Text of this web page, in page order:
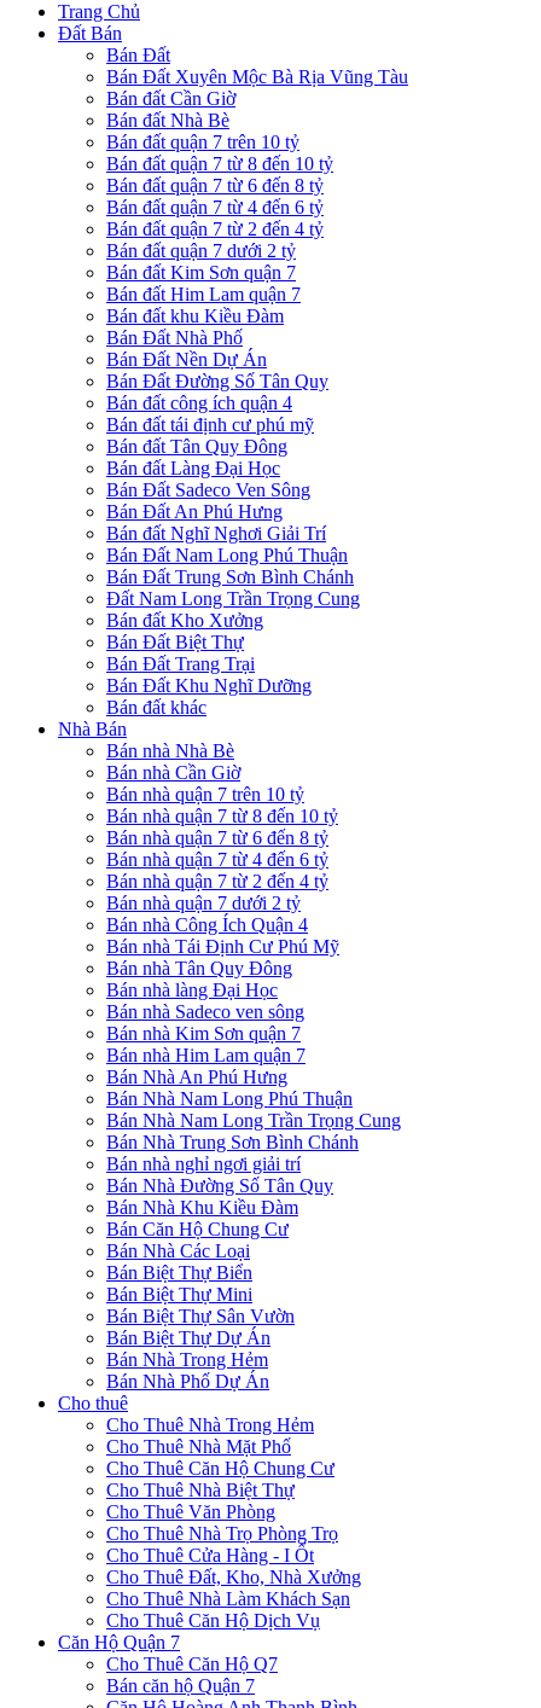
Trang Chủ
Đất Bán
Bán Đất
Bán Đất Xuyên Mộc Bà Rịa Vũng Tàu
Bán đất Cần Giờ
Bán đất Nhà Bè
Bán đất quận 7 trên 10 tỷ
Bán đất quận 7 từ 8 đến 10 tỷ
Bán đất quận 7 từ 6 đến 8 tỷ
Bán đất quận 7 từ 4 đến 6 tỷ
Bán đất quận 7 từ 2 đến 4 tỷ
Bán đất quận 7 dưới 2 tỷ
Bán đất Kim Sơn quận 7
Bán đất Him Lam quận 7
Bán đất khu Kiều Đàm
Bán Đất Nhà Phố
Bán Đất Nền Dự Án
Bán Đất Đường Số Tân Quy
Bán đất công ích quận 4
Bán đất tái định cư phú mỹ
Bán đất Tân Quy Đông
Bán đất Làng Đại Học
Bán Đất Sadeco Ven Sông
Bán Đất An Phú Hưng
Bán đất Nghĩ Nghơi Giải Trí
Bán Đất Nam Long Phú Thuận
Bán Đất Trung Sơn Bình Chánh
Đất Nam Long Trần Trọng Cung
Bán đất Kho Xưởng
Bán Đất Biệt Thự
Bán Đất Trang Trại
Bán Đất Khu Nghĩ Dưỡng
Bán đất khác
Nhà Bán
Bán nhà Nhà Bè
Bán nhà Cần Giờ
Bán nhà quận 7 trên 10 tỷ
Bán nhà quận 7 từ 8 đến 10 tỷ
Bán nhà quận 7 từ 6 đến 8 tỷ
Bán nhà quận 7 từ 4 đến 6 tỷ
Bán nhà quận 7 từ 2 đến 4 tỷ
Bán nhà quận 7 dưới 2 tỷ
Bán nhà Công Ích Quận 4
Bán nhà Tái Định Cư Phú Mỹ
Bán nhà Tân Quy Đông
Bán nhà làng Đại Học
Bán nhà Sadeco ven sông
Bán nhà Kim Sơn quận 7
Bán nhà Him Lam quận 7
Bán Nhà An Phú Hưng
Bán Nhà Nam Long Phú Thuận
Bán Nhà Nam Long Trần Trọng Cung
Bán Nhà Trung Sơn Bình Chánh
Bán nhà nghỉ ngơi giải trí
Bán Nhà Đường Số Tân Quy
Bán Nhà Khu Kiều Đàm
Bán Căn Hộ Chung Cư
Bán Nhà Các Loại
Bán Biệt Thự Biển
Bán Biệt Thự Mini
Bán Biệt Thự Sân Vườn
Bán Biệt Thự Dự Án
Bán Nhà Trong Hẻm
Bán Nhà Phố Dự Án
Cho thuê
Cho Thuê Nhà Trong Hẻm
Cho Thuê Nhà Mặt Phố
Cho Thuê Căn Hộ Chung Cư
Cho Thuê Nhà Biệt Thự
Cho Thuê Văn Phòng
Cho Thuê Nhà Trọ Phòng Trọ
Cho Thuê Cửa Hàng - I Ốt
Cho Thuê Đất, Kho, Nhà Xưởng
Cho Thuê Nhà Làm Khách Sạn
Cho Thuê Căn Hộ Dịch Vụ
Căn Hộ Quận 7
Cho Thuê Căn Hộ Q7
Bán căn hộ Quận 7